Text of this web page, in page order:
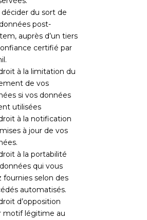
décider du sort de
post-
auprès d’un tiers
certifié par
à la limitation du
de vos
si vos données
utilisées
à la notification
à jour de vos
à la portabilité
qui vous
fournies selon des
automatisés.
d’opposition
motif légitime au